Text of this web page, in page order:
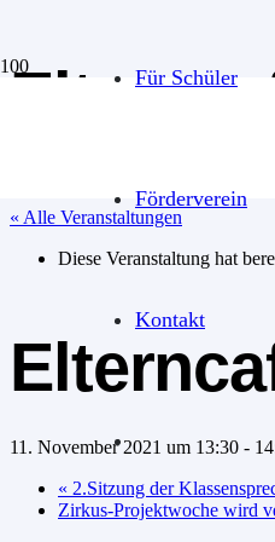
Für Schüler
Förderverein
Kontakt
« Alle Veranstaltungen
Diese Veranstaltung hat
11. November 2021 um 13:30 -
« 2.Sitzung der
Zirkus-Projektwoche wird